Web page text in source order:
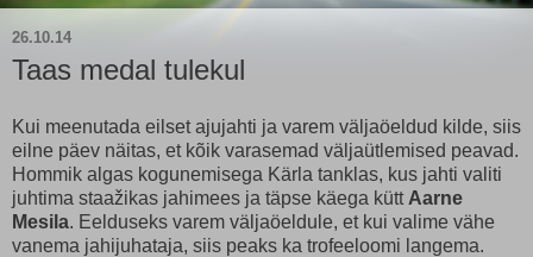
26.10.14
Taas medal tulekul
Kui meenutada eilset ajujahti ja varem väljaöeldud kilde, siis
eilne päev näitas, et kõik varasemad väljaütlemised peavad.
Hommik algas kogunemisega Kärla tanklas, kus jahti valiti
juhtima staažikas jahimees ja täpse käega kütt Aarne
Mesila. Eelduseks varem väljaöeldule, et kui valime vähe
vanema jahijuhataja, siis peaks ka trofeeloomi langema.